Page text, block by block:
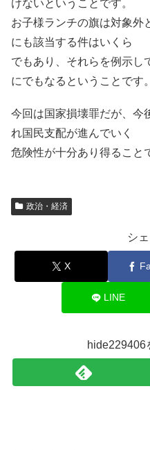
けないということです。
お子様ランチの旗は対象外
にも該当する件はいくら
でもあり、それらを例示し
にでもなるということです。
今回は国家損壊罪だが、今
れ国民支配が進んでいく
危険性が十分あり得ること
政治・経済
シ
X
LINE
hide229406